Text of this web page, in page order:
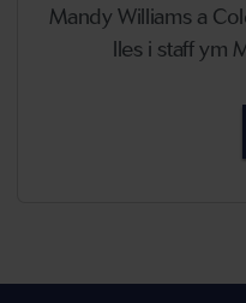
Mandy Williams a
lles i staff ym